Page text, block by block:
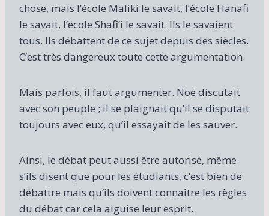
chose, mais l’école Maliki le savait, l’école Hanafi
le savait, l’école Shafi’i le savait. Ils le savaient
tous. Ils débattent de ce sujet depuis des siècles.
C’est très dangereux toute cette argumentation.
Mais parfois, il faut argumenter. Noé discutait
avec son peuple ; il se plaignait qu’il se disputait
toujours avec eux, qu’il essayait de les sauver.
Ainsi, le débat peut aussi être autorisé, même
s’ils disent que pour les étudiants, c’est bien de
débattre mais qu’ils doivent connaître les règles
du débat car cela aiguise leur esprit.